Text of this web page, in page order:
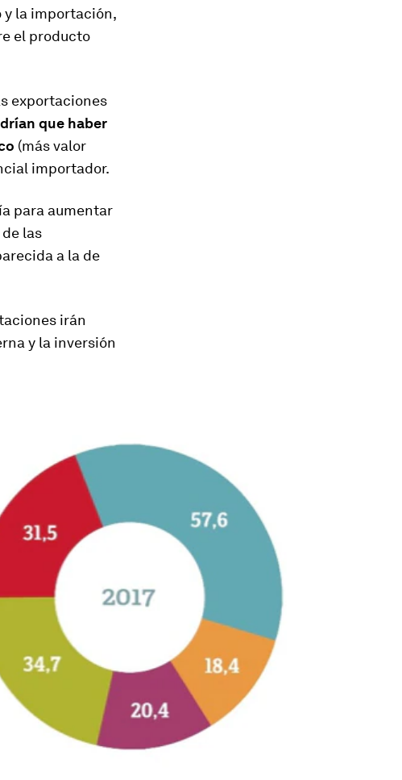
​y la importación,
el producto​
exportaciones
que haber
(más valor
importador.​
para aumentar
las
a la de
irán
y la inversión